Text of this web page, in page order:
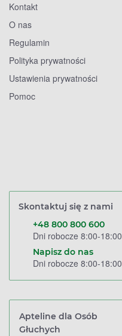
Kontakt
O nas
Regulamin
Polityka prywatności
Ustawienia prywatności
Pomoc
Skontaktuj się z nami
+48 800 800 600
Dni robocze 8:00-18:00
Napisz do nas
Dni robocze 8:00-18:00
Apteline dla Osób
Głuchych